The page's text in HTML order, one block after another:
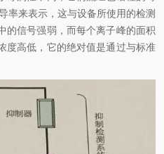
率来表示，这与设备所使用的检测
的信号强弱，而每个离子峰的面积
度高低，它的绝对值是通过与标准